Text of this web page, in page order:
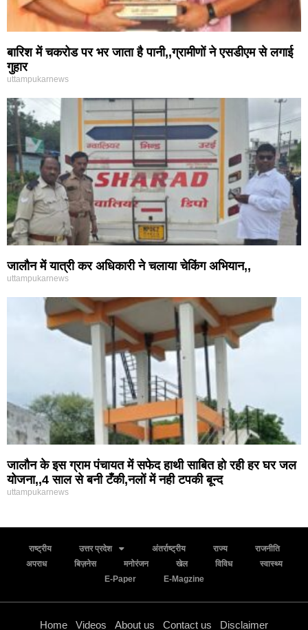
बारिश में चकरोड पर भर जाता है पानी,,ग्रामीणों ने एसडीएम से लगाई
गुहार
uttampukarnews
जालौन में यात्री कर अधिकारी ने चलाया चेकिंग अभियान,,
uttampukarnews
जालौन के इस ग्राम पंचायत में सफेद हाथी साबित हो रही हर घर जल
योजना,,4 साल से बनी टँकी,नलों में नही टपकी बून्द
uttampukarnews
राष्ट्रीय उत्तर प्रदेश अंतर्राष्ट्रीय राज्य
राजनीति
अपराध
बिज़नेस मनोरंजन खेल विविध
स्वास्थ्य
E-Paper
E-Magzine
Home Videos About us Contact us Disclaimer